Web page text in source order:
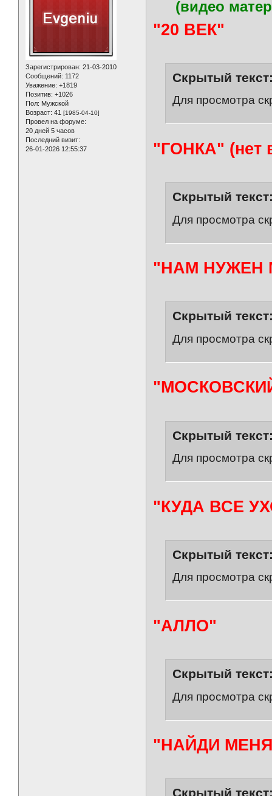
Зарегистрирован: 21-03-2010
Сообщений: 1172
Уважение: +1819
Позитив: +1026
Пол: Мужской
Возраст: 41 [1985-04-10]
Провел на форуме:
20 дней 5 часов
Последний визит:
26-01-2026 12:55:37
(видео
"20 ВЕК"
Скрытый
Для просмотра
"ГОНКА" (нет
Скрытый
Для просмотра
"НАМ НУЖЕН
Скрытый
Для просмотра
"МОСКОВСКИЙ
Скрытый
Для просмотра
"КУДА ВСЕ
Скрытый
Для просмотра
"АЛЛО"
Скрытый
Для просмотра
"НАЙДИ
Скрытый